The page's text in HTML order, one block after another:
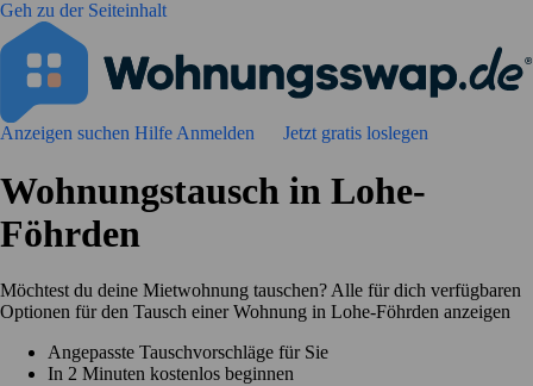
Geh zu der Seiteinhalt
Anzeigen suchen Hilfe Anmelden Jetzt gratis loslegen
Wohnungstausch in Lohe-
Föhrden
Möchtest du deine Mietwohnung tauschen? Alle für dich verfügbaren
Optionen für den Tausch einer Wohnung in Lohe-Föhrden anzeigen
Angepasste Tauschvorschläge für Sie
In 2 Minuten kostenlos beginnen